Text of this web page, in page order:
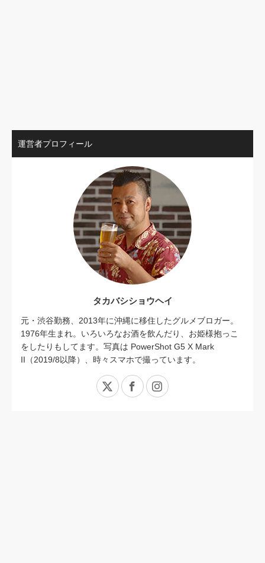
運営者プロフィール
タカバシショウヘイ
元・渋谷勤務、2013年に沖縄に移住したグルメブロガー。
1976年生まれ。いろいろなお酒を飲んだり、お姫様抱っこ
をしたりもしてます。写真は PowerShot G5 X Mark
II（2019/8以降）、時々スマホで撮っています。
X FacebookInstagram